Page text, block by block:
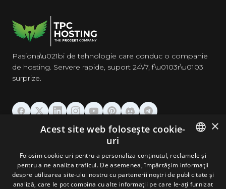
Pasiona\u021bi de tehnologie care conduc o companie
de hosting. Servere rapide, suport 24\/7, f\u0103r\u0103
surprize.
GĂZDUIRE
DOMENII & EMAIL
UNELTE & SECURITATE
ENGLISH
GERMAN
ROMANIAN
×
Acest site web folosește cookie-
uri
Folosim cookie-uri pentru a personaliza conținutul, reclamele și
pentru a ne analiza traficul. De asemenea, împărtășim informații
despre utilizarea site-ului nostru cu partenerii noștri de publicitate și
analiză, care le pot combina cu alte informații pe care le-ați furnizat